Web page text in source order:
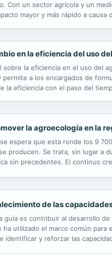
Con un sector agrícola y un
mayor y más rápido a
en la eficiencia del uso
sobre la eficiencia en el uso del
permite a los encargados de
la eficiencia con el paso del
la agroecología en la
espera que esta ronde los 9
producen. Se trata, sin lugar a
sin precedentes. El continuo
de las
guía es contribuir al desarrollo
ha utilizado el marco común
identificar y reforzar las